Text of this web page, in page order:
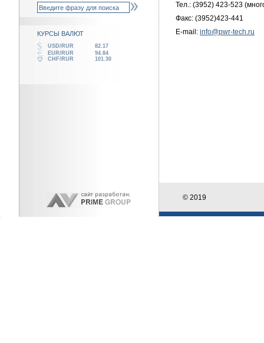
КУРСЫ ВАЛЮТ
USD/RUR
82.17
EUR/RUR
94.84
CHF/RUR
101.30
Тел.: (3952) 423-523
Факс: (3952)423-441
E-mail: info@pwr-tech.ru
© 2019